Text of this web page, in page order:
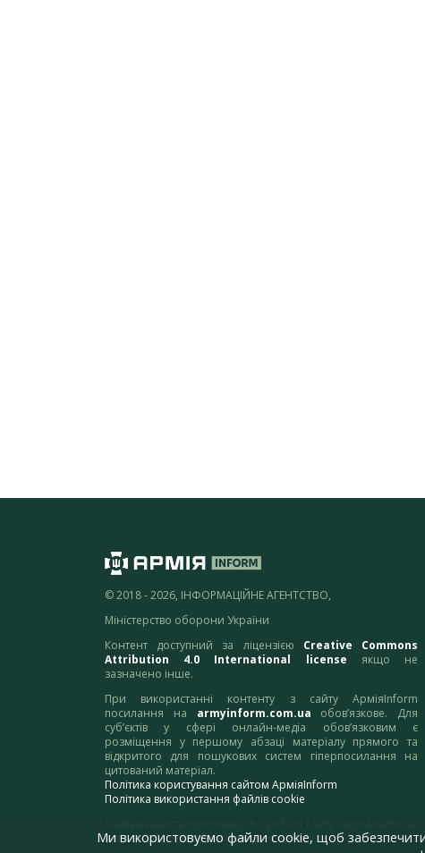
© 2018 - 2026, ІНФОРМАЦІЙНЕ АГЕНТСТВО,
Міністерство оборони України
Контент доступний за ліцензією Creative Commons
Attribution 4.0 International license якщо не
зазначено інше.
При використанні контенту з сайту АрміяInform
посилання на armyinform.com.ua обов’язкове. Для
суб’єктів у сфері онлайн-медіа обов’язковим є
розміщення у першому абзаці матеріалу прямого та
відкритого для пошукових систем гіперпосилання на
цитований матеріал.
Політика користування сайтом АрміяInform
Політика використання файлів cookie
адресу:webmaster@armyinform.com.ua
Ми використовуємо файли cookie, щоб